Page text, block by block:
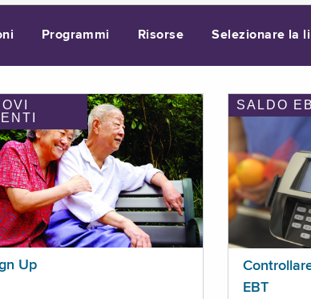
Programmi Risorse Selezionare la
Up
SALDO
EBT